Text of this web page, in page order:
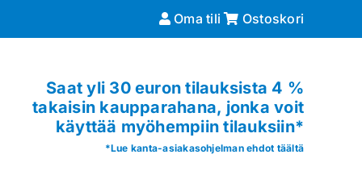
Oma tili Ostoskori
Saat yli 30 euron tilauksista 4 %
takaisin kaupparahana, jonka voit
käyttää myöhempiin tilauksiin*
*Lue kanta-asiakasohjelman ehdot täältä